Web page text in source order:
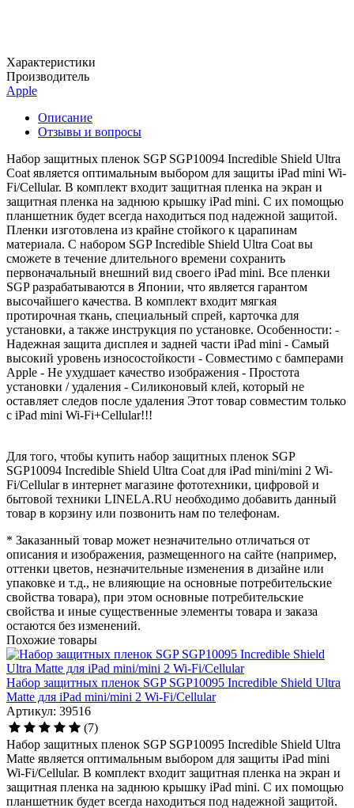
Характеристики
Производитель
Apple
Описание
Отзывы и вопросы
Набор защитных пленок SGP SGP10094 Incredible Shield Ultra
Coat является оптимальным выбором для защиты iPad mini Wi-
Fi/Cellular. В комплект входит защитная пленка на экран и
защитная пленка на заднюю крышку iPad mini. С их помощью
планшетник будет всегда находиться под надежной защитой.
Пленки изготовлена из крайне стойкого к царапинам
материала. С набором SGP Incredible Shield Ultra Coat вы
сможете в течение длительного времени сохранить
первоначальный внешний вид своего iPad mini. Все пленки
SGP разрабатываются в Японии, что является гарантом
высочайшего качества. В комплект входит мягкая
протирочная ткань, специальный спрей, карточка для
установки, а также инструкция по установке. Особенности: -
Надежная защита дисплея и задней части iPad mini - Самый
высокий уровень износостойкости - Совместимо с бамперами
Apple - Не ухудшает качество изображения - Простота
установки / удаления - Силиконовый клей, который не
оставляет следов после удаления Этот товар совместим только
с iPad mini Wi-Fi+Cellular!!!
Для того, чтобы купить набор защитных пленок SGP
SGP10094 Incredible Shield Ultra Coat для iPad mini/mini 2 Wi-
Fi/Cellular в интернет магазине фототехники, цифровой и
бытовой техники LINELA.RU необходимо добавить данный
товар в корзину или позвонить нам по телефонам.
* Заказанный товар может незначительно отличаться от
описания и изображения, размещенного на сайте (например,
оттенки цветов, незначительные изменения в дизайне или
упаковке и т.д., не влияющие на основные потребительские
свойства товара), при этом основные потребительские
свойства и иные существенные элементы товара и заказа
остаются без изменений.
Похожие товары
Набор защитных пленок SGP SGP10095 Incredible Shield Ultra
Matte для iPad mini/mini 2 Wi-Fi/Cellular
Артикул: 39516
(7)
Набор защитных пленок SGP SGP10095 Incredible Shield Ultra
Matte является оптимальным выбором для защиты iPad mini
Wi-Fi/Cellular. В комплект входит защитная пленка на экран и
защитная пленка на заднюю крышку iPad mini. С их помощью
планшетник будет всегда находиться под надежной защитой.